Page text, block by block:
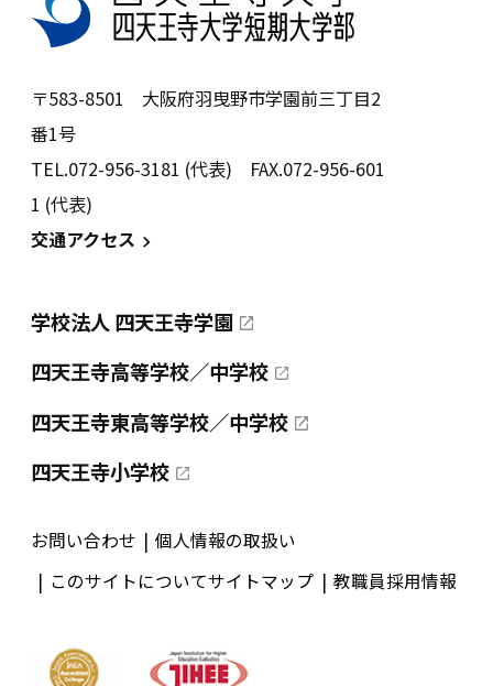
〒583-8501 大阪府羽曳野市学園前三丁目2
番1号
TEL.072-956-3181 (代表) FAX.072-956-601
1 (代表)
交通アクセス
学校法人 四天王寺学園
四天王寺高等学校／中学校
四天王寺東高等学校／中学校
四天王寺小学校
お問い合わせ
個人情報の取扱い
このサイトについてサイトマップ 教職員採用情報